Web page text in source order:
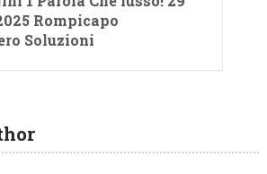
Rompicapo
Soluzioni